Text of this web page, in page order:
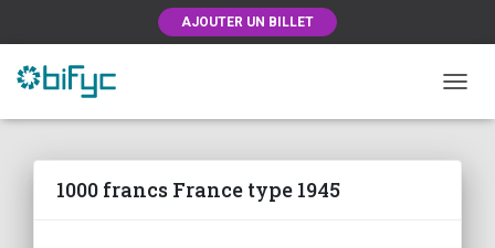
AJOUTER UN BILLET
1000 francs France type 1945